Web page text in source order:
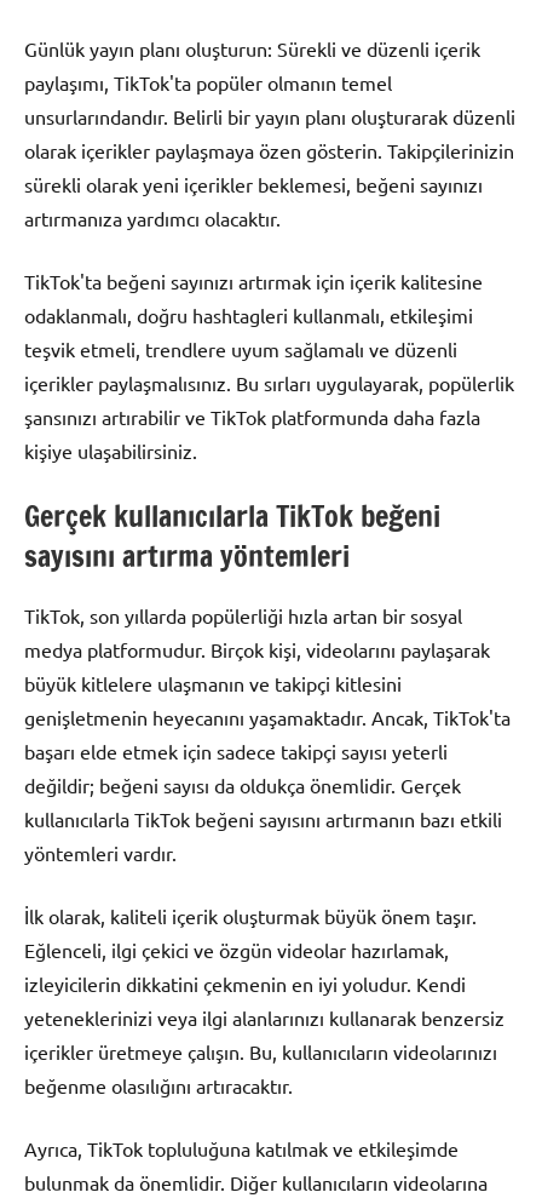
Günlük yayın planı oluşturun: Sürekli ve düzenli içerik
paylaşımı, TikTok'ta popüler olmanın temel
unsurlarındandır. Belirli bir yayın planı oluşturarak düzenli
olarak içerikler paylaşmaya özen gösterin. Takipçilerinizin
sürekli olarak yeni içerikler beklemesi, beğeni sayınızı
artırmanıza yardımcı olacaktır.
TikTok'ta beğeni sayınızı artırmak için içerik kalitesine
odaklanmalı, doğru hashtagleri kullanmalı, etkileşimi
teşvik etmeli, trendlere uyum sağlamalı ve düzenli
içerikler paylaşmalısınız. Bu sırları uygulayarak, popülerlik
şansınızı artırabilir ve TikTok platformunda daha fazla
kişiye ulaşabilirsiniz.
Gerçek kullanıcılarla TikTok beğeni
sayısını artırma yöntemleri
TikTok, son yıllarda popülerliği hızla artan bir sosyal
medya platformudur. Birçok kişi, videolarını paylaşarak
büyük kitlelere ulaşmanın ve takipçi kitlesini
genişletmenin heyecanını yaşamaktadır. Ancak, TikTok'ta
başarı elde etmek için sadece takipçi sayısı yeterli
değildir; beğeni sayısı da oldukça önemlidir. Gerçek
kullanıcılarla TikTok beğeni sayısını artırmanın bazı etkili
yöntemleri vardır.
İlk olarak, kaliteli içerik oluşturmak büyük önem taşır.
Eğlenceli, ilgi çekici ve özgün videolar hazırlamak,
izleyicilerin dikkatini çekmenin en iyi yoludur. Kendi
yeteneklerinizi veya ilgi alanlarınızı kullanarak benzersiz
içerikler üretmeye çalışın. Bu, kullanıcıların videolarınızı
beğenme olasılığını artıracaktır.
Ayrıca, TikTok topluluğuna katılmak ve etkileşimde
bulunmak da önemlidir. Diğer kullanıcıların videolarına